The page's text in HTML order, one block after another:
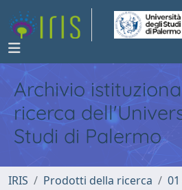
Archivio
ricerca
Studi di Palermo
IRIS Prodotti della ricerca